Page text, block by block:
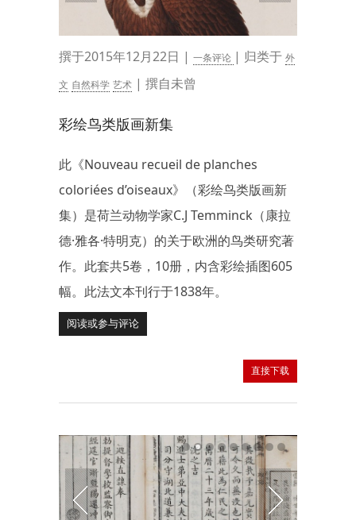
撰于2015年12月22日 | 一条评论 | 归类于 外
文 自然科学 艺术 | 撰自未曾
彩绘鸟类版画新集
此《Nouveau recueil de planches
coloriées d’oiseaux》（彩绘鸟类版画新
集）是荷兰动物学家C.J Temminck（康拉
德·雅各·特明克）的关于欧洲的鸟类研究著
作。此套共5卷，10册，内含彩绘插图605
幅。此法文本刊行于1838年。
阅读或参与评论
直接下载